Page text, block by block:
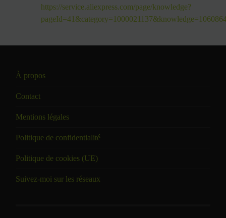
https://service.aliexpress.com/page/knowledge?
À propos
Contact
Mentions légales
Politique de confidentialité
Politique de cookies (UE)
Suivez-moi sur les réseaux